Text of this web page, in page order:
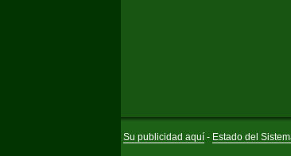
Su publicidad aquí - Estado del